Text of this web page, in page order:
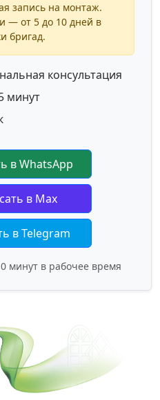
запись на монтаж.
— от 5 до 10 дней в
бригад.
консультация
минут
в WhatsApp
в Max
в Telegram
минут в рабочее время